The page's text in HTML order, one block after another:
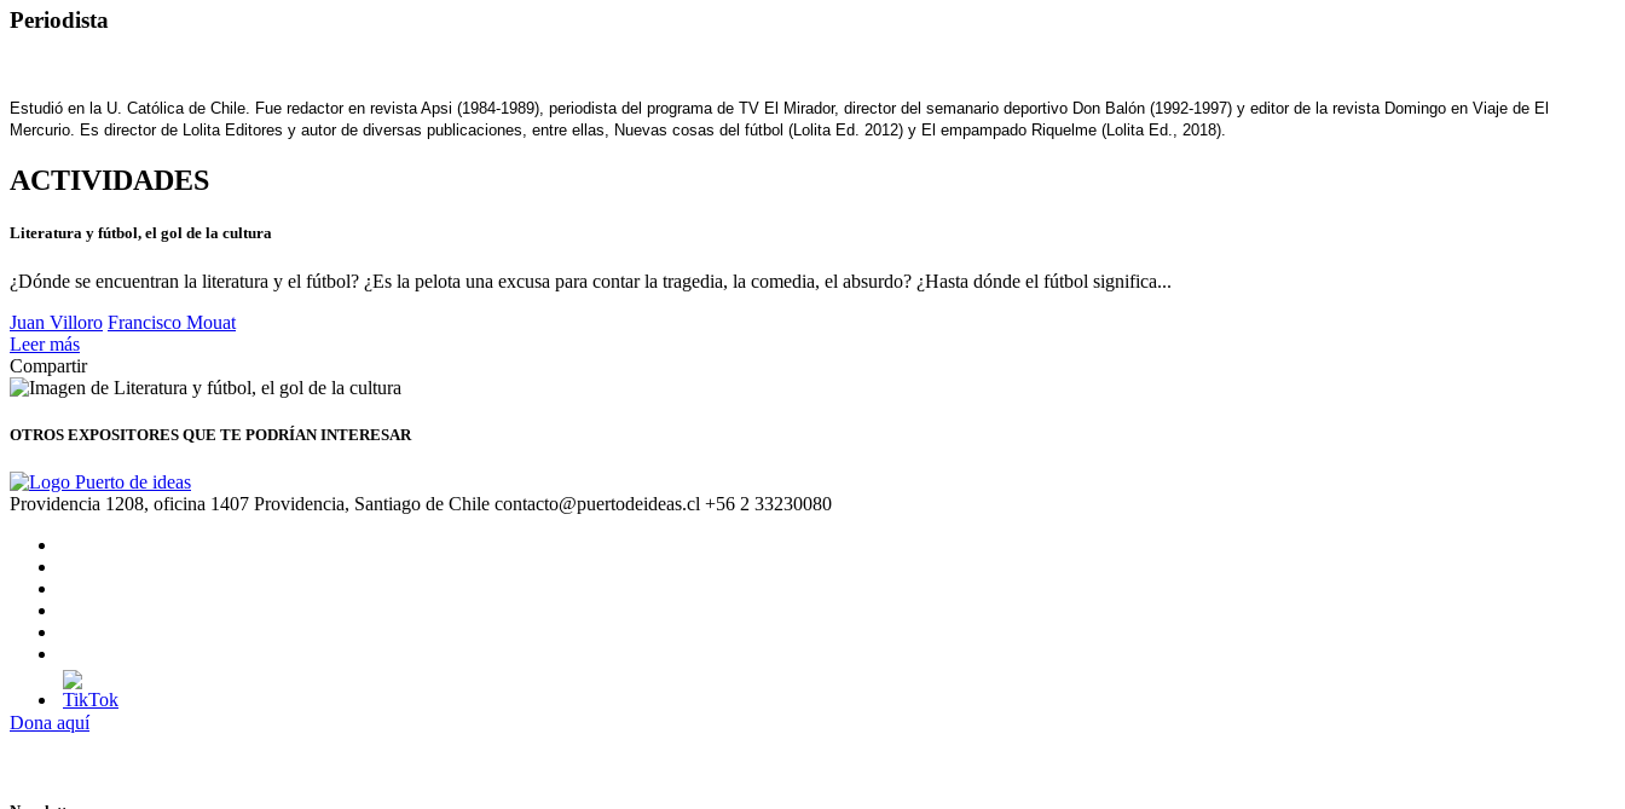
Periodista
Estudió en la U. Católica de Chile. Fue redactor en revista Apsi (1984-1989), periodista del programa de TV El Mirador, director del semanario deportivo Don Balón (1992-1997) y editor de la revista Domingo en Viaje de El
Mercurio. Es director de Lolita Editores y autor de diversas publicaciones, entre ellas, Nuevas cosas del fútbol (Lolita Ed. 2012) y El empampado Riquelme (Lolita Ed., 2018).
ACTIVIDADES
Literatura y fútbol, el gol de la cultura
¿Dónde se encuentran la literatura y el fútbol? ¿Es la pelota una excusa para contar la tragedia, la comedia, el absurdo? ¿Hasta dónde el fútbol significa...
Juan Villoro Francisco Mouat
Leer más
Compartir
OTROS EXPOSITORES QUE TE PODRÍAN INTERESAR
Providencia 1208, oficina 1407 Providencia, Santiago de Chile contacto@puertodeideas.cl +56 2 33230080
Dona aquí